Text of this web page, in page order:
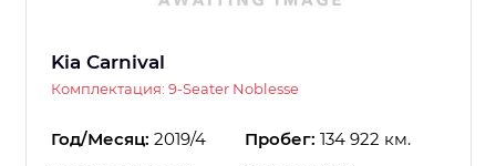
Kia Carnival
Комплектация: 9-Seater Noblesse
Год/Месяц: 2019/4 Пробег: 134 922 км.